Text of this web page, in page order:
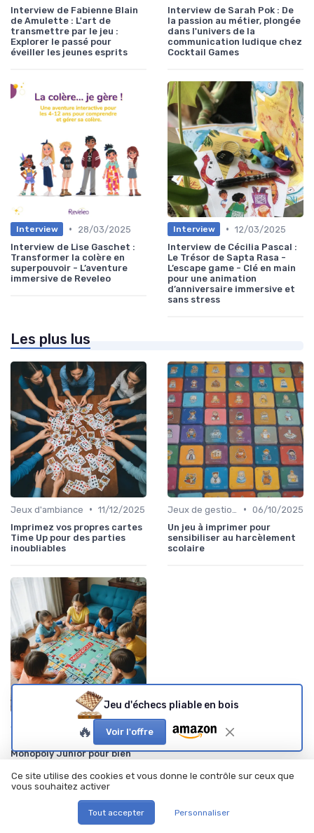
Interview de Fabienne Blain
de Amulette : L'art de
transmettre par le jeu :
Explorer le passé pour
éveiller les jeunes esprits
Interview de Sarah Pok : De
la passion au métier, plongée
dans l'univers de la
communication ludique chez
Cocktail Games
Interview •
28/03/2025
Interview de Lise Gaschet :
Transformer la colère en
superpouvoir - L’aventure
immersive de Reveleo
Interview • 12/03/2025
Interview de Cécilia Pascal :
Le Trésor de Sapta Rasa -
L’escape game - Clé en main
pour une animation
d’anniversaire immersive et
sans stress
Les plus lus
Jeux d'ambiance • 11/12/2025
Imprimez vos propres cartes
Time Up pour des parties
inoubliables
• 06/10/2025
Un jeu à imprimer pour
sensibiliser au harcèlement
scolaire
•
Tout savoir sur les règles de
Monopoly Junior pour bien
À lire aussi
Jeu d'échecs pliable en bois
🔥 Voir l'offre
Ce site utilise des cookies et vous donne le contrôle sur ceux que
vous souhaitez activer
Tout accepter Personnaliser